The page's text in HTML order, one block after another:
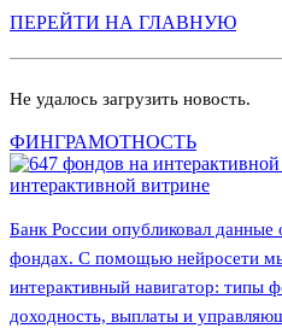
ПЕРЕЙТИ НА ГЛАВНУЮ
Не удалось загрузить новость.
ФИНГРАМОТНОСТЬ
интерактивной витрине
Банк России опубликовал
фондах. С помощью нейросети
интерактивный навигатор: типы
доходность, выплаты и